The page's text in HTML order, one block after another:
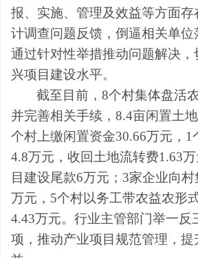
报、实施、管理及效益等方面存
计调查问题反馈，倒逼相关单位
通过针对性举措推动问题解决，
兴项目建设水平。
截至目前，8个村集体盘活
并完善相关手续，8.4亩闲置土
个村上缴闲置资金30.66万元，1
4.8万元，收回土地流转费1.63
目建设尾款6万元；3家企业向
万元，5个村以务工带农益农形
4.43万元。行业主管部门举一反
项，推动产业项目规范管理，提